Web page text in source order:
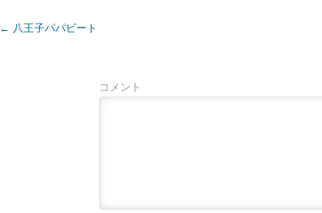
← 八王子パパビート
コメント